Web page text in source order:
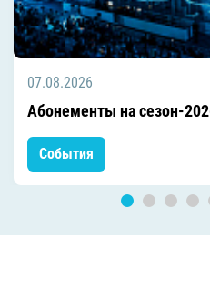
07.08.2026
Абонементы на сезон-
События